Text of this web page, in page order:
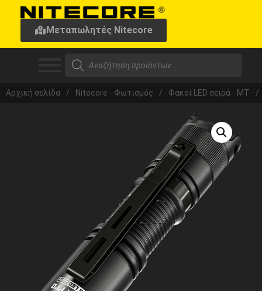
Μεταπωλητές Nitecore
Αρχική σελίδα / Nitecore - Φωτισμός / Φακοί LED σειρά - MT /